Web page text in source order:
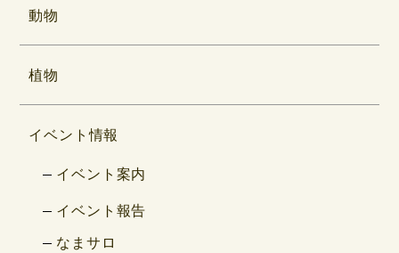
動物
植物
イベント情報
イベント案内
イベント報告
なまサロ